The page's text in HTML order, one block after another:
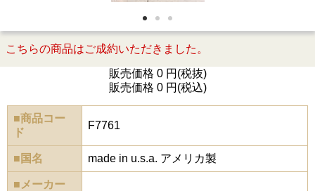
こちらの商品はご成約いただきました。
販売価格 0 円(税抜)
販売価格 0 円(税込)
■商品コー
ド
F7761
■国名 made in u.s.a. アメリカ製
■メーカー